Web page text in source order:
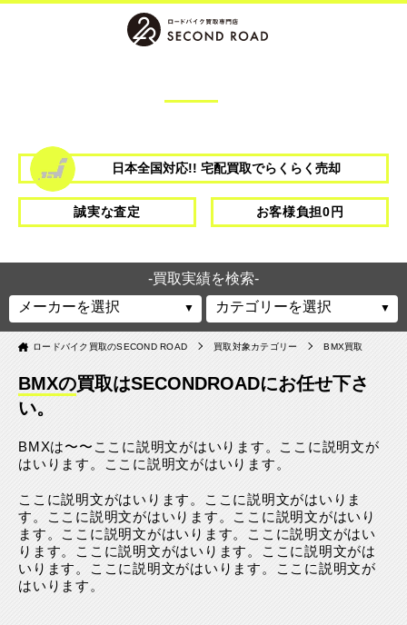
日本全国対応!! 宅配買取でらくらく売却
誠実な査定 お客様負担0円
-買取実績を検索-
ロードバイク買取のSECOND ROAD 買取対象カテゴリー BMX買取
BMXの買取はSECONDROADにお任せ下さ
い。
BMXは〜〜ここに説明文がはいります。ここに説明文が
はいります。ここに説明文がはいります。
ここに説明文がはいります。ここに説明文がはいりま
す。ここに説明文がはいります。ここに説明文がはいり
ます。ここに説明文がはいります。ここに説明文がはい
ります。ここに説明文がはいります。ここに説明文がは
いります。ここに説明文がはいります。ここに説明文が
はいります。